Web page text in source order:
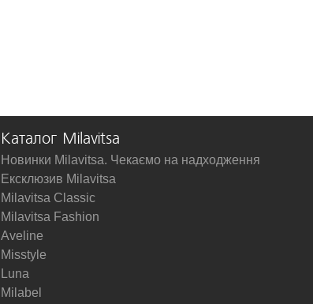
Каталог Milavitsa
Новинки Milavitsa. Чекаємо на надходження
Ексклюзив Milavitsa
Milavitsa Classic
Milavitsa Fashion
Aveline
Misstyle
Luna
Milabel